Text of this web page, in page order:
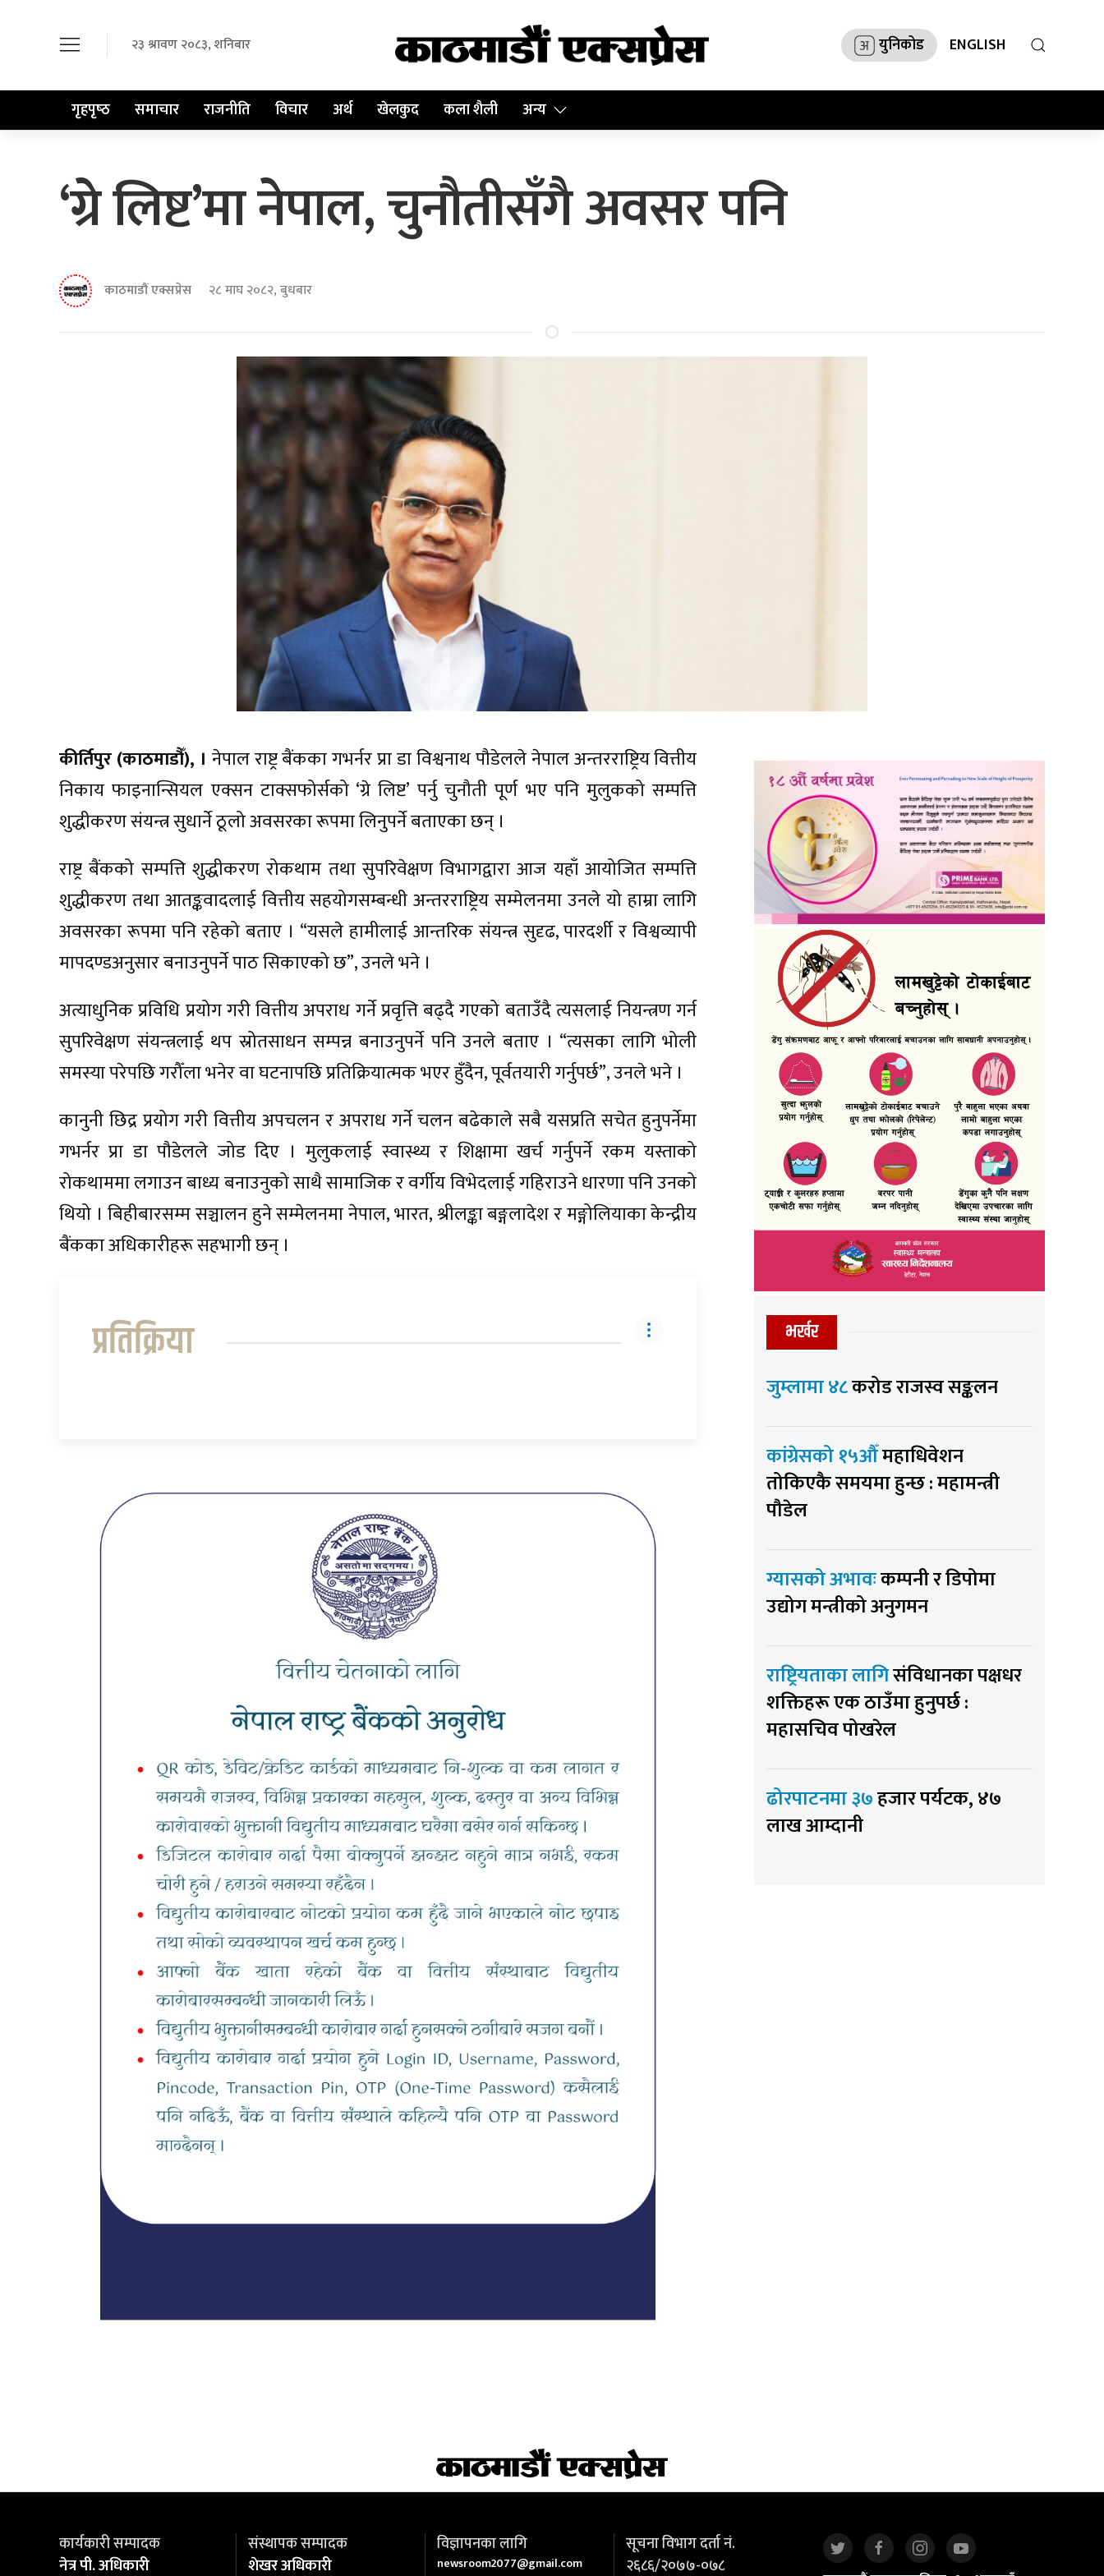
२३ श्रावण २०८३, शनिबार युनिकोड ENGLISH
गृहपृष्‍ठ समाचार राजनीति विचार अर्थ खेलकुद कला शैली अन्य
‘ग्रे लिष्ट’मा नेपाल, चुनौतीसँगै अवसर पनि
काठमाडौं एक्सप्रेस २८ माघ २०८२, बुधबार
कीर्तिपुर (काठमाडौँ), । नेपाल राष्ट्र बैंकका गभर्नर प्रा डा विश्वनाथ पौडेलले नेपाल अन्तरराष्ट्रिय वित्तीय
निकाय फाइनान्सियल एक्सन टाक्सफोर्सको ‘ग्रे लिष्ट’ पर्नु चुनौती पूर्ण भए पनि मुलुकको सम्पत्ति
शुद्धीकरण संयन्त्र सुधार्ने ठूलो अवसरका रूपमा लिनुपर्ने बताएका छन् ।
राष्ट्र बैंकको सम्पत्ति शुद्धीकरण रोकथाम तथा सुपरिवेक्षण विभागद्वारा आज यहाँ आयोजित सम्पत्ति
शुद्धीकरण तथा आतङ्कवादलाई वित्तीय सहयोगसम्बन्धी अन्तरराष्ट्रिय सम्मेलनमा उनले यो हाम्रा लागि
अवसरका रूपमा पनि रहेको बताए । “यसले हामीलाई आन्तरिक संयन्त्र सुदृढ, पारदर्शी र विश्वव्यापी
मापदण्डअनुसार बनाउनुपर्ने पाठ सिकाएको छ”, उनले भने ।
अत्याधुनिक प्रविधि प्रयोग गरी वित्तीय अपराध गर्ने प्रवृत्ति बढ्दै गएको बताउँदै त्यसलाई नियन्त्रण गर्न
सुपरिवेक्षण संयन्त्रलाई थप स्रोतसाधन सम्पन्न बनाउनुपर्ने पनि उनले बताए । “त्यसका लागि भोली
समस्या परेपछि गरौँला भनेर वा घटनापछि प्रतिक्रियात्मक भएर हुँदैन, पूर्वतयारी गर्नुपर्छ”, उनले भने ।
कानुनी छिद्र प्रयोग गरी वित्तीय अपचलन र अपराध गर्ने चलन बढेकाले सबै यसप्रति सचेत हुनुपर्नेमा
गभर्नर प्रा डा पौडेलले जोड दिए । मुलुकलाई स्वास्थ्य र शिक्षामा खर्च गर्नुपर्ने रकम यस्ताको
रोकथाममा लगाउन बाध्य बनाउनुको साथै सामाजिक र वर्गीय विभेदलाई गहिराउने धारणा पनि उनको
थियो । बिहीबारसम्म सञ्चालन हुने सम्मेलनमा नेपाल, भारत, श्रीलङ्का बङ्गलादेश र मङ्गोलियाका केन्द्रीय
बैंकका अधिकारीहरू सहभागी छन् ।
प्रतिक्रिया भर्खर
जुम्लामा ४८करोड राजस्व सङ्कलन
कांग्रेसको १५औँमहाधिवेशन
तोकिएकै समयमा हुन्छ : महामन्त्री
पौडेल
ग्यासको अभावःकम्पनी र डिपोमा
उद्योग मन्त्रीको अनुगमन
राष्ट्रियताका लागिसंविधानका पक्षधर
शक्तिहरू एक ठाउँमा हुनुपर्छ :
महासचिव पोखरेल
ढोरपाटनमा ३७हजार पर्यटक, ४७
लाख आम्दानी
कार्यकारी सम्पादक
नेत्र पी. अधिकारी
संस्थापक सम्पादक
शेखर अधिकारी
विज्ञापनका लागि
newsroom2077@gmail.com
सूचना विभाग दर्ता नं.
२६८६/२०७७-०७८